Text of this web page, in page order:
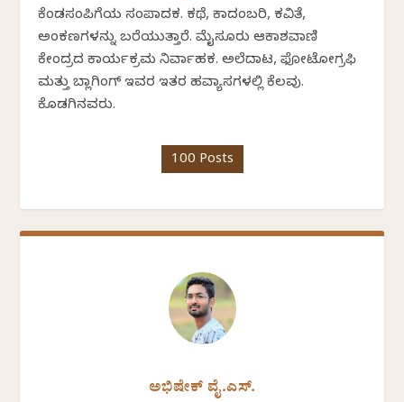
ಕೆಂಡಸಂಪಿಗೆಯ ಸಂಪಾದಕ. ಕಥೆ, ಕಾದಂಬರಿ, ಕವಿತೆ,
ಅಂಕಣಗಳನ್ನು ಬರೆಯುತ್ತಾರೆ. ಮೈಸೂರು ಆಕಾಶವಾಣಿ
ಕೇಂದ್ರದ ಕಾರ್ಯಕ್ರಮ ನಿರ್ವಾಹಕ. ಅಲೆದಾಟ, ಫೋಟೋಗ್ರಫಿ
ಮತ್ತು ಬ್ಲಾಗಿಂಗ್ ಇವರ ಇತರ ಹವ್ಯಾಸಗಳಲ್ಲಿ ಕೆಲವು.
ಕೊಡಗಿನವರು.
100 Posts
ಅಭಿಷೇಕ್ ವೈ.ಎಸ್.